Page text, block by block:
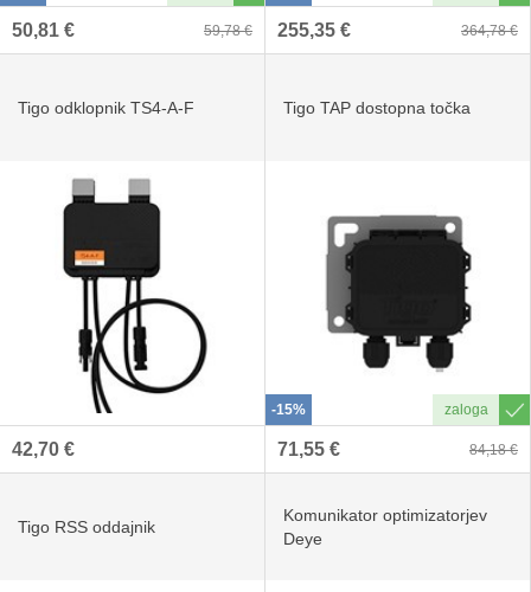
59,78 €
50,81 € 364,78 €
255,35 €
Tigo odklopnik TS4-A-F
42,70 €
-15%
Tigo TAP dostopna točka
84,18 €
71,55 €
Tigo RSS oddajnik
Komunikator optimizatorjev
Deye